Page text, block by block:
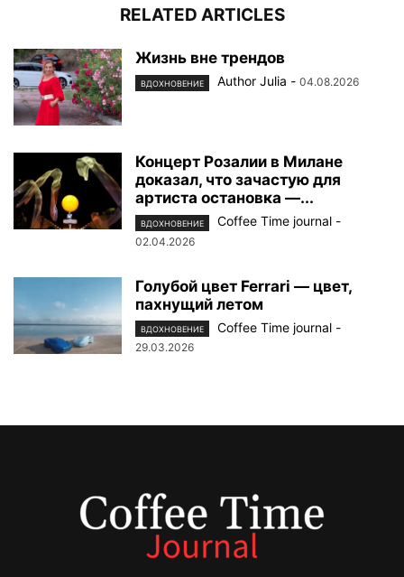
RELATED ARTICLES
Жизнь вне трендов
ВДОХНОВЕНИЕ Author Julia - 04.08.2026
Концерт Розалии в Милане
доказал, что зачастую для
артиста остановка —...
ВДОХНОВЕНИЕ Coffee Time journal -
02.04.2026
Голубой цвет Ferrari — цвет,
пахнущий летом
ВДОХНОВЕНИЕ Coffee Time journal -
29.03.2026